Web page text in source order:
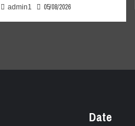
admin1 05/08/2026
Date